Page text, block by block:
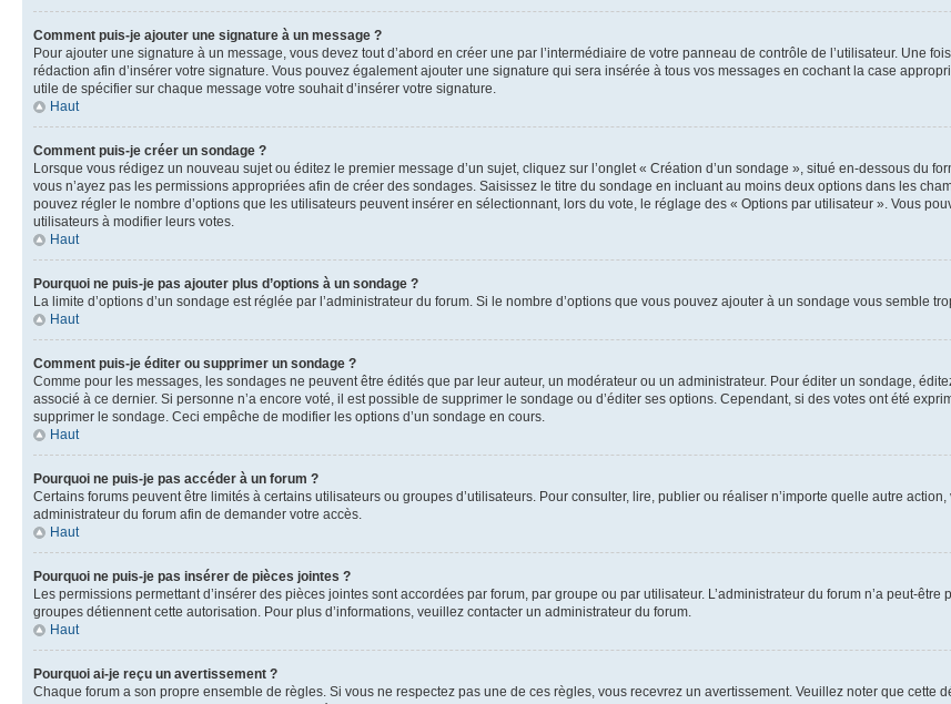
Comment puis-je ajouter une signature à un message ?
Pour ajouter une signature à un message, vous devez tout d’abord en créer une par l’intermédiaire de votre panneau de contrôle de l’utilisateur. Une
rédaction afin d’insérer votre signature. Vous pouvez également ajouter une signature qui sera insérée à tous vos messages en cochant la case
utile de spécifier sur chaque message votre souhait d’insérer votre signature.
Haut
Comment puis-je créer un sondage ?
Lorsque vous rédigez un nouveau sujet ou éditez le premier message d’un sujet, cliquez sur l’onglet « Création d’un sondage », situé en-dessous du
vous n’ayez pas les permissions appropriées afin de créer des sondages. Saisissez le titre du sondage en incluant au moins deux options dans les
pouvez régler le nombre d’options que les utilisateurs peuvent insérer en sélectionnant, lors du vote, le réglage des « Options par utilisateur ». Vous
utilisateurs à modifier leurs votes.
Haut
Pourquoi ne puis-je pas ajouter plus d’options à un sondage ?
La limite d’options d’un sondage est réglée par l’administrateur du forum. Si le nombre d’options que vous pouvez ajouter à un sondage vous semble
Haut
Comment puis-je éditer ou supprimer un sondage ?
Comme pour les messages, les sondages ne peuvent être édités que par leur auteur, un modérateur ou un administrateur. Pour éditer un sondage,
associé à ce dernier. Si personne n’a encore voté, il est possible de supprimer le sondage ou d’éditer ses options. Cependant, si des votes ont été
supprimer le sondage. Ceci empêche de modifier les options d’un sondage en cours.
Haut
Pourquoi ne puis-je pas accéder à un forum ?
Certains forums peuvent être limités à certains utilisateurs ou groupes d’utilisateurs. Pour consulter, lire, publier ou réaliser n’importe quelle autre
administrateur du forum afin de demander votre accès.
Haut
Pourquoi ne puis-je pas insérer de pièces jointes ?
Les permissions permettant d’insérer des pièces jointes sont accordées par forum, par groupe ou par utilisateur. L’administrateur du forum n’a peut-
groupes détiennent cette autorisation. Pour plus d’informations, veuillez contacter un administrateur du forum.
Haut
Pourquoi ai-je reçu un avertissement ?
Chaque forum a son propre ensemble de règles. Si vous ne respectez pas une de ces règles, vous recevrez un avertissement. Veuillez noter que cette